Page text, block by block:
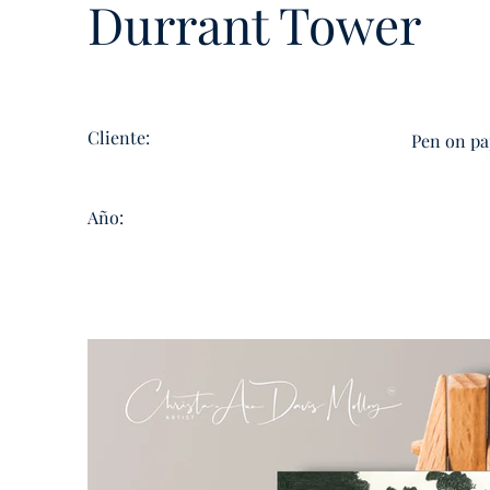
Durrant Tower
Cliente:
Año:
Pen on